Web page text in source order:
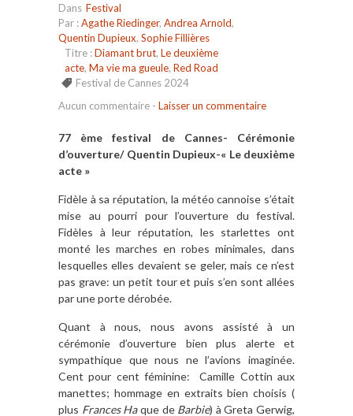
Dans Festival
Par :Agathe Riedinger, Andrea Arnold,
Quentin Dupieux, Sophie Fillières
Titre :Diamant brut, Le deuxième
acte, Ma vie ma gueule, Red Road
Festival de Cannes 2024
Aucun commentaire - Laisser un commentaire
77 ème festival de Cannes- Cérémonie
d’ouverture/ Quentin Dupieux-« Le deuxième
acte »
Fidèle à sa réputation, la météo cannoise s’était
mise au pourri pour l’ouverture du festival.
Fidèles à leur réputation, les starlettes ont
monté les marches en robes minimales, dans
lesquelles elles devaient se geler, mais ce n’est
pas grave: un petit tour et puis s’en sont allées
par une porte dérobée.
Quant à nous, nous avons assisté à un
cérémonie d’ouverture bien plus alerte et
sympathique que nous ne l’avions imaginée.
Cent pour cent féminine:
Camille Cottin aux
manettes; hommage en extraits bien choisis (
plus Frances Haque de Barbie) à Greta Gerwig,